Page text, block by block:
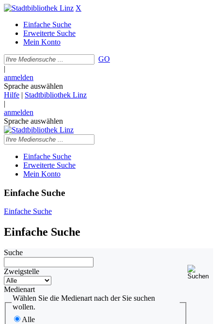
X
Einfache Suche
Erweiterte Suche
Mein Konto
GO
|
anmelden
Sprache auswählen
Hilfe | Stadtbibliothek Linz
|
anmelden
Sprache auswählen
Einfache Suche
Erweiterte Suche
Mein Konto
Einfache Suche
Einfache Suche
Einfache Suche
Suche
Zweigstelle
Medienart
Wählen Sie die Medienart nach der Sie suchen
wollen.
Alle